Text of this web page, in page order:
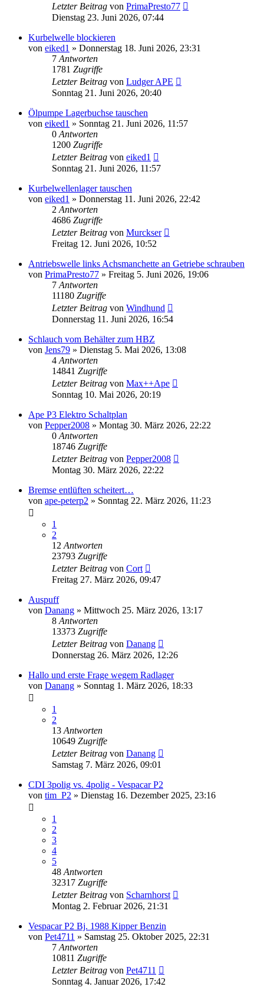
Letzter Beitrag von PrimaPresto77
Dienstag 23. Juni 2026, 07:44
Kurbelwelle blockieren
von eiked1 » Donnerstag 18. Juni 2026, 23:31
7 Antworten
1781 Zugriffe
Letzter Beitrag von Ludger APE
Sonntag 21. Juni 2026, 20:40
Ölpumpe Lagerbuchse tauschen
von eiked1 » Sonntag 21. Juni 2026, 11:57
0 Antworten
1200 Zugriffe
Letzter Beitrag von eiked1
Sonntag 21. Juni 2026, 11:57
Kurbelwellenlager tauschen
von eiked1 » Donnerstag 11. Juni 2026, 22:42
2 Antworten
4686 Zugriffe
Letzter Beitrag von Murckser
Freitag 12. Juni 2026, 10:52
Antriebswelle links Achsmanchette an Getriebe schrauben
von PrimaPresto77 » Freitag 5. Juni 2026, 19:06
7 Antworten
11180 Zugriffe
Letzter Beitrag von Windhund
Donnerstag 11. Juni 2026, 16:54
Schlauch vom Behälter zum HBZ
von Jens79 » Dienstag 5. Mai 2026, 13:08
4 Antworten
14841 Zugriffe
Letzter Beitrag von Max++Ape
Sonntag 10. Mai 2026, 20:19
Ape P3 Elektro Schaltplan
von Pepper2008 » Montag 30. März 2026, 22:22
0 Antworten
18746 Zugriffe
Letzter Beitrag von Pepper2008
Montag 30. März 2026, 22:22
Bremse entlüften scheitert…
von ape-peterp2 » Sonntag 22. März 2026, 11:23
1
2
12 Antworten
23793 Zugriffe
Letzter Beitrag von Cort
Freitag 27. März 2026, 09:47
Auspuff
von Danang » Mittwoch 25. März 2026, 13:17
8 Antworten
13373 Zugriffe
Letzter Beitrag von Danang
Donnerstag 26. März 2026, 12:26
Hallo und erste Frage wegem Radlager
von Danang » Sonntag 1. März 2026, 18:33
1
2
13 Antworten
10649 Zugriffe
Letzter Beitrag von Danang
Samstag 7. März 2026, 09:01
CDI 3polig vs. 4polig - Vespacar P2
von tim_P2 » Dienstag 16. Dezember 2025, 23:16
1
2
3
4
5
48 Antworten
32317 Zugriffe
Letzter Beitrag von Scharnhorst
Montag 2. Februar 2026, 21:31
Vespacar P2 Bj. 1988 Kipper Benzin
von Pet4711 » Samstag 25. Oktober 2025, 22:31
7 Antworten
10811 Zugriffe
Letzter Beitrag von Pet4711
Sonntag 4. Januar 2026, 17:42